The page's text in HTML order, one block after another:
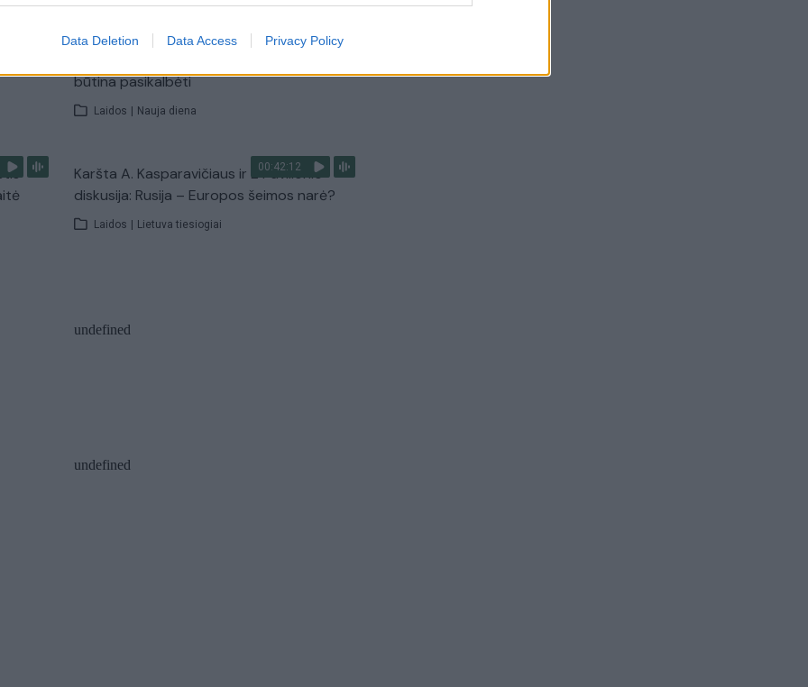
Data Deletion Data Access Privacy Policy
Ruošiantis naujiems mokslo metams –
būtina pasikalbėti
Laidos | Nauja diena
00:42:12
Karšta A. Kasparavičiaus ir Ž Pavilionio
diskusija: Rusija – Europos šeimos narė?
Laidos | Lietuva tiesiogiai